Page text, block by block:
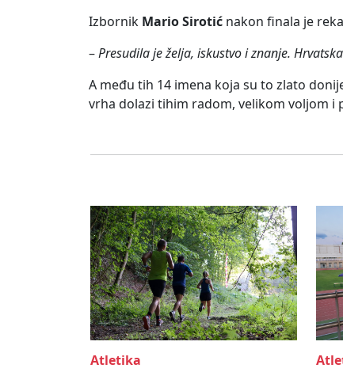
Izbornik Mario Sirotić nakon finala je
–Presudila je želja, iskustvo i znanje.
A među tih 14 imena koja su to zlato
vrha dolazi tihim radom, velikom voljom i
Atletika